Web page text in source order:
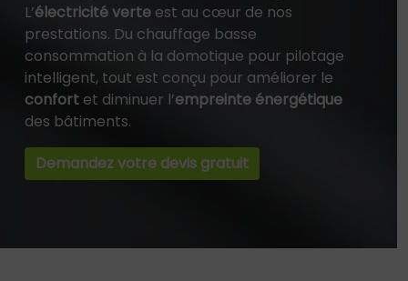
L’électricité verte est au cœur de nos
prestations. Du chauffage basse
consommation à la domotique pour pilotage
intelligent, tout est conçu pour améliorer le
confort et diminuer l’empreinte énergétique
des bâtiments.
Demandez votre devis gratuit